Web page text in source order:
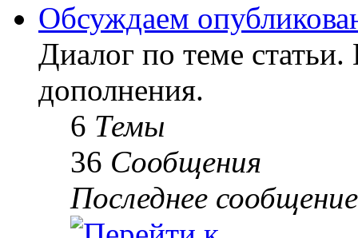
Обсуждаем
Диалог по теме
дополнения.
6 Темы
36 Сообщения
Последнее сообщение